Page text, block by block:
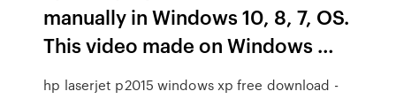
manually in Windows 10, 8, 7, OS.
This video made on Windows …
hp laserjet p2015 windows xp free download -